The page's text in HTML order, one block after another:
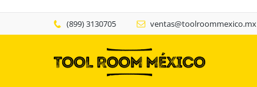
(899) 3130705 ventas@toolroommexico.mx